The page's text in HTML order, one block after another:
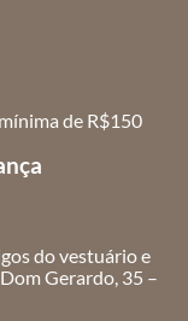
de R$150
do vestuário e
Gerardo, 35 –